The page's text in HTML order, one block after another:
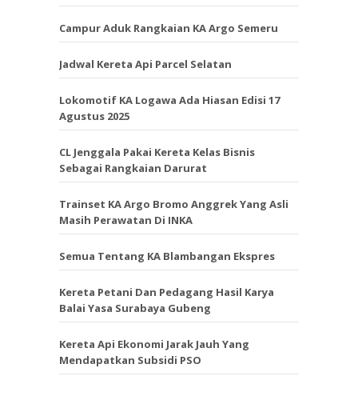
Campur Aduk Rangkaian KA Argo Semeru
Jadwal Kereta Api Parcel Selatan
Lokomotif KA Logawa Ada Hiasan Edisi 17
Agustus 2025
CL Jenggala Pakai Kereta Kelas Bisnis
Sebagai Rangkaian Darurat
Trainset KA Argo Bromo Anggrek Yang Asli
Masih Perawatan Di INKA
Semua Tentang KA Blambangan Ekspres
Kereta Petani Dan Pedagang Hasil Karya
Balai Yasa Surabaya Gubeng
Kereta Api Ekonomi Jarak Jauh Yang
Mendapatkan Subsidi PSO